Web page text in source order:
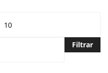
Precio
Filtrar